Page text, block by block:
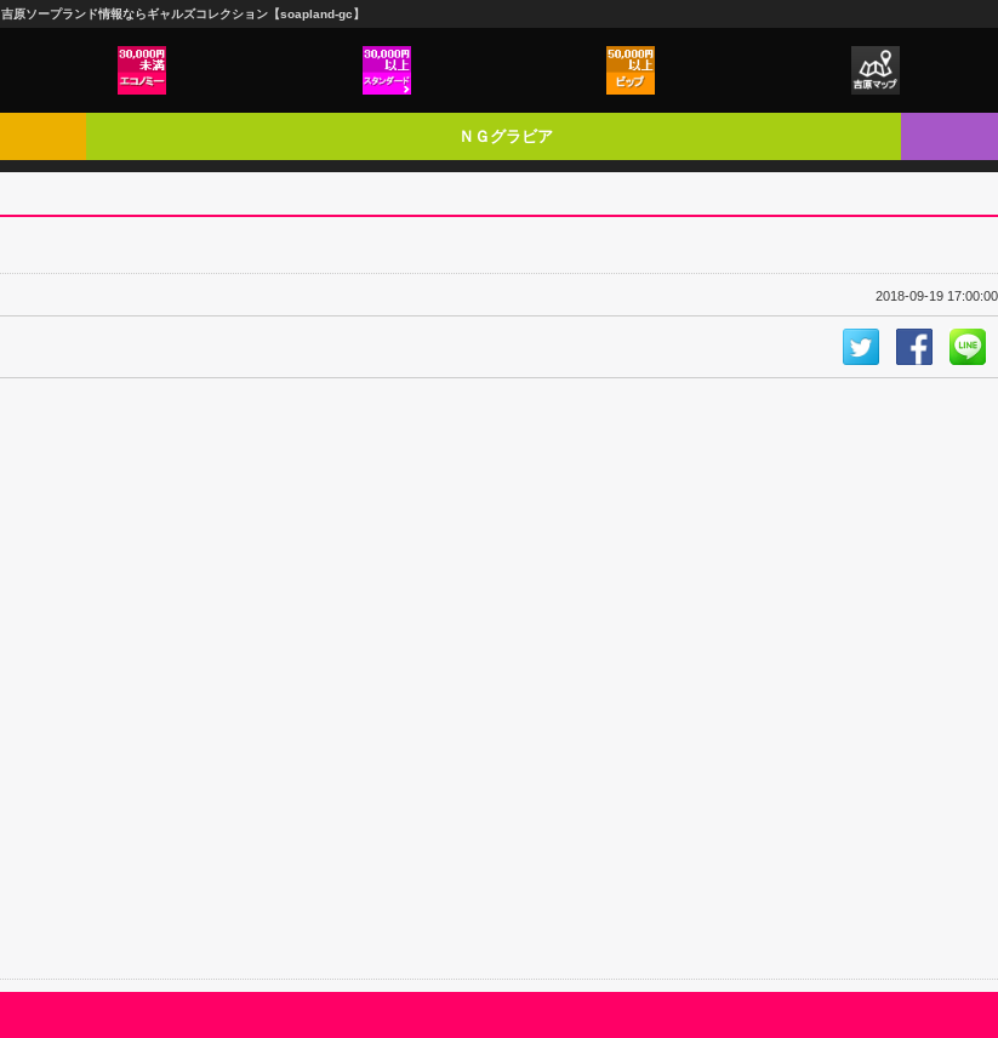
吉原ソープランド情報ならギャルズコレクション【soapland-gc】
ＮＧグラビア
2018-09-19 17:00:00